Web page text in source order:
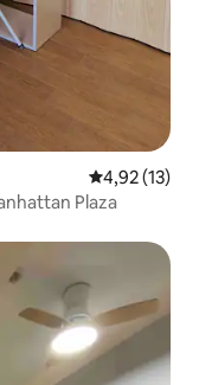
Средна
4,92 (13)
Plaza